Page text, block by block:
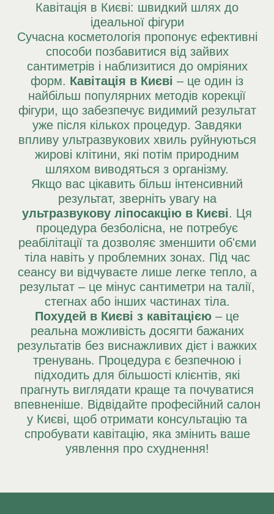
Кавітація в Києві: швидкий шлях до
ідеальної фігури
Сучасна косметологія пропонує ефективні
способи позбавитися від зайвих
сантиметрів і наблизитися до омріяних
форм. Кавітація в Києві – це один із
найбільш популярних методів корекції
фігури, що забезпечує видимий результат
уже після кількох процедур. Завдяки
впливу ультразвукових хвиль руйнуються
жирові клітини, які потім природним
шляхом виводяться з організму.
Якщо вас цікавить більш інтенсивний
результат, зверніть увагу на
ультразвукову ліпосакцію в Києві. Ця
процедура безболісна, не потребує
реабілітації та дозволяє зменшити об'єми
тіла навіть у проблемних зонах. Під час
сеансу ви відчуваєте лише легке тепло, а
результат – це мінус сантиметри на талії,
стегнах або інших частинах тіла.
Похудей в Києві з кавітацією – це
реальна можливість досягти бажаних
результатів без виснажливих дієт і важких
тренувань. Процедура є безпечною і
підходить для більшості клієнтів, які
прагнуть виглядати краще та почуватися
впевненіше. Відвідайте професійний салон
у Києві, щоб отримати консультацію та
спробувати кавітацію, яка змінить ваше
уявлення про схуднення!